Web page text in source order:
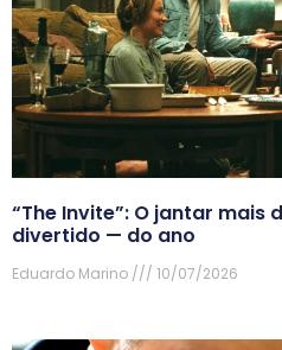
“The Invite”: O jantar
divertido — do ano
Eduardo Marino 10/07/2026